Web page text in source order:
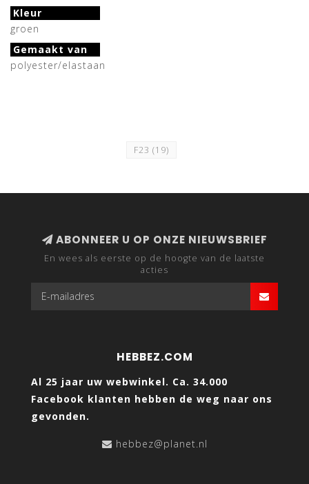
Kleur
groen
Gemaakt van
polyester/elastaan
F23 (19)
ABONNEER U OP ONZE NIEUWSBRIEF
En wees als eerste op de hoogte van de laatste
acties
HEBBEZ.COM
Al 25 jaar uw webwinkel. Ca. 34.000
Facebook klanten hebben de weg naar ons
gevonden.
hebbez@planet.nl